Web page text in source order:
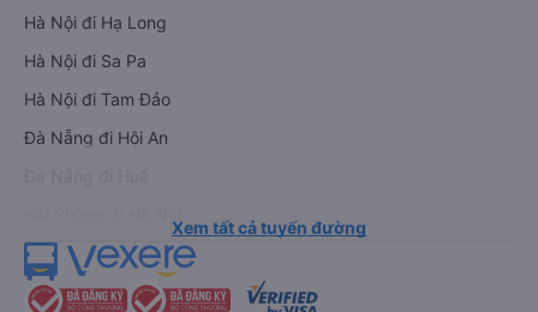
Hà Nội đi Hạ Long
Hà Nội đi Sa Pa
Hà Nội đi Tam Đảo
Đà Nẵng đi Hội An
Xem tất cả tuyến đường